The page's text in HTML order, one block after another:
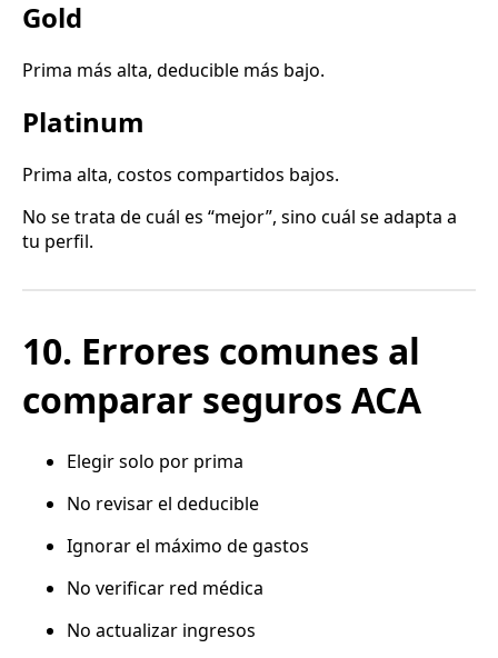
Gold
Prima más alta, deducible más bajo.
Platinum
Prima alta, costos compartidos bajos.
No se trata de cuál es “mejor”, sino cuál se adapta a
tu perfil.
10. Errores comunes al
comparar seguros ACA
Elegir solo por prima
No revisar el deducible
Ignorar el máximo de gastos
No verificar red médica
No actualizar ingresos